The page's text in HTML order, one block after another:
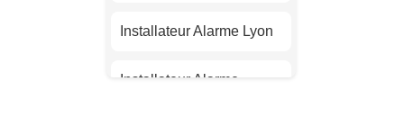
Installateur Alarme Lyon
Installateur Alarme